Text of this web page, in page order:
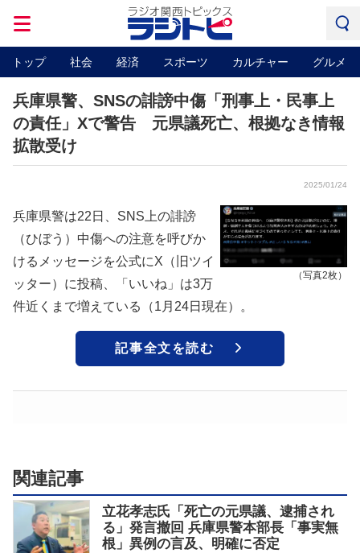
トップ 社会 経済 スポーツ カルチャー グルメ
兵庫県警、SNSの誹謗中傷「刑事上・民事上
の責任」Xで警告 元県議死亡、根拠なき情報
拡散受け
2025/01/24
（写真2枚）
兵庫県警は22日、SNS上の誹謗
（ひぼう）中傷への注意を呼びか
けるメッセージを公式にX（旧ツイ
ッター）に投稿、「いいね」は3万
件近くまで増えている（1月24日現在）。
記事全文を読む
関連記事
立花孝志氏「死亡の元県議、逮捕され
る」発言撤回 兵庫県警本部長「事実無
根」異例の言及、明確に否定